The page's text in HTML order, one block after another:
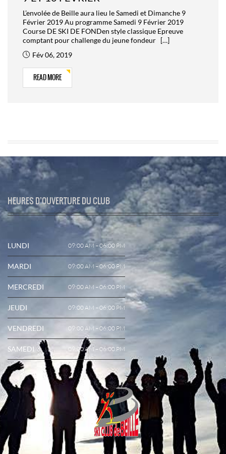
L’envolée de Beille aura lieu le Samedi et Dimanche 9
Février 2019 Au programme Samedi 9 Février 2019
Course DE SKI DE FONDen style classique Epreuve
comptant pour challenge du jeune fondeur […]
Fév 06, 2019
READ MORE
HEURES D’OUVERTURE DU CLUB
LUNDI 09:00 AM – 06:00 PM
MARDI 09:00 AM – 06:00 PM
MERCREDI 09:00 AM – 06:00 PM
JEUDI 09:00 AM – 06:00 PM
VENDREDI 09:00 AM – 06:00 PM
SAMEDI 09:00 AM – 06:00 PM